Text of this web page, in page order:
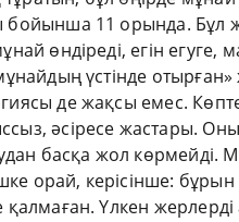
бойынша 11 орында. Бұл
өндіреді, егін
үстінде
де жақсы емес.
әсіресе жастары.
басқа жол көрмейді.
орай, керісінше:
қалмаған. Үлкен